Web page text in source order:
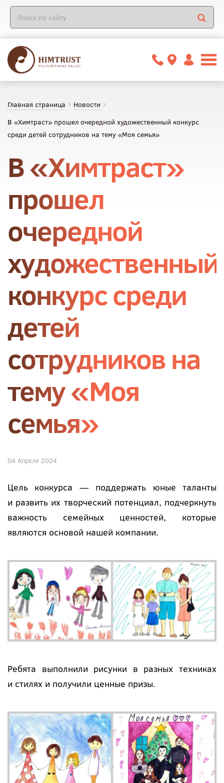
Главная страница
Новости
В «Химтраст» прошел очередной художественный конкурс
среди детей сотрудников на тему «Моя семья»
В «Химтраст»
прошел
очередной
художественный
конкурс среди
детей
сотрудников на
тему «Моя
семья»
04 Апреля 2024
Цель конкурса — поддержать юные таланты
и развить их творческий потенциал, подчеркнуть
важность семейных ценностей, которые
являются основой нашей компании.
Ребята выполнили рисунки в разных техниках
и стилях и получили ценные призы.